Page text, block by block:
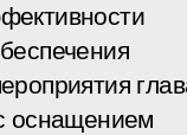
оснащением